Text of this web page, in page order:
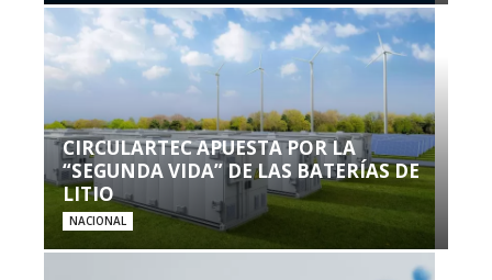
CIRCULARTEC APUESTA POR LA
“SEGUNDA VIDA” DE LAS BATERÍAS DE
LITIO
NACIONAL